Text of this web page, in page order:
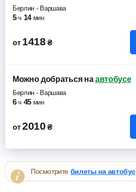
Берлин - Варшава
5 ч 14 мин
от 1418 ₴
Можно добратьсяна автобусе
Берлин - Варшава
6 ч 45 мин
от 2010 ₴
Посмотрите билеты на автобус